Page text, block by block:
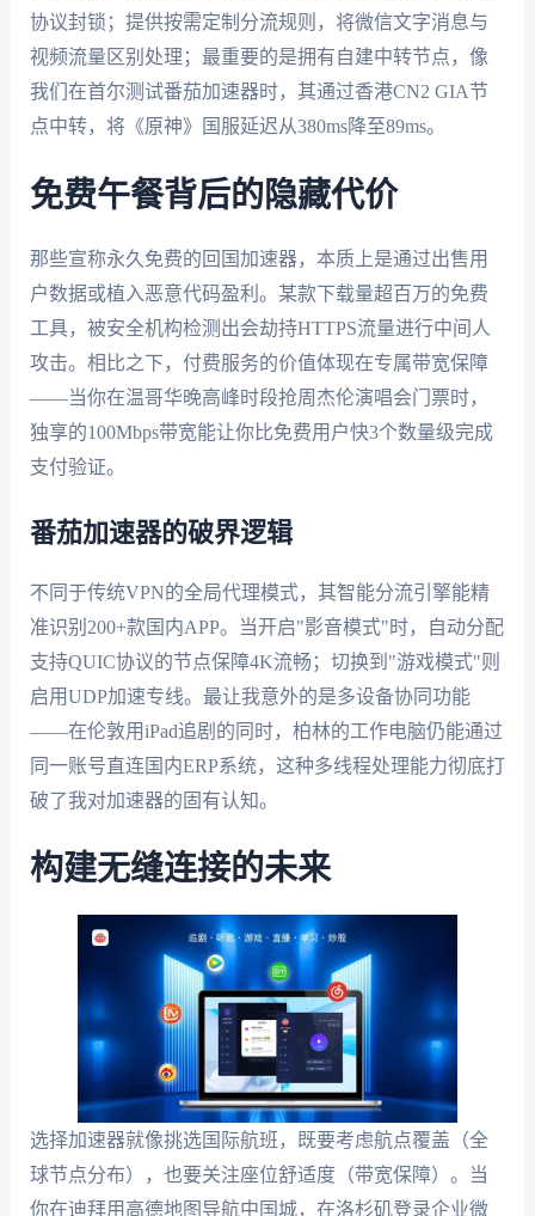
协议封锁；提供按需定制分流规则，将微信文字消息与
视频流量区别处理；最重要的是拥有自建中转节点，像
我们在首尔测试番茄加速器时，其通过香港CN2 GIA节
点中转，将《原神》国服延迟从380ms降至89ms。
免费午餐背后的隐藏代价
那些宣称永久免费的回国加速器，本质上是通过出售用
户数据或植入恶意代码盈利。某款下载量超百万的免费
工具，被安全机构检测出会劫持HTTPS流量进行中间人
攻击。相比之下，付费服务的价值体现在专属带宽保障
——当你在温哥华晚高峰时段抢周杰伦演唱会门票时，
独享的100Mbps带宽能让你比免费用户快3个数量级完成
支付验证。
番茄加速器的破界逻辑
不同于传统VPN的全局代理模式，其智能分流引擎能精
准识别200+款国内APP。当开启"影音模式"时，自动分配
支持QUIC协议的节点保障4K流畅；切换到"游戏模式"则
启用UDP加速专线。最让我意外的是多设备协同功能
——在伦敦用iPad追剧的同时，柏林的工作电脑仍能通过
同一账号直连国内ERP系统，这种多线程处理能力彻底打
破了我对加速器的固有认知。
构建无缝连接的未来
选择加速器就像挑选国际航班，既要考虑航点覆盖（全
球节点分布），也要关注座位舒适度（带宽保障）。当
你在迪拜用高德地图导航中国城，在洛杉矶登录企业微